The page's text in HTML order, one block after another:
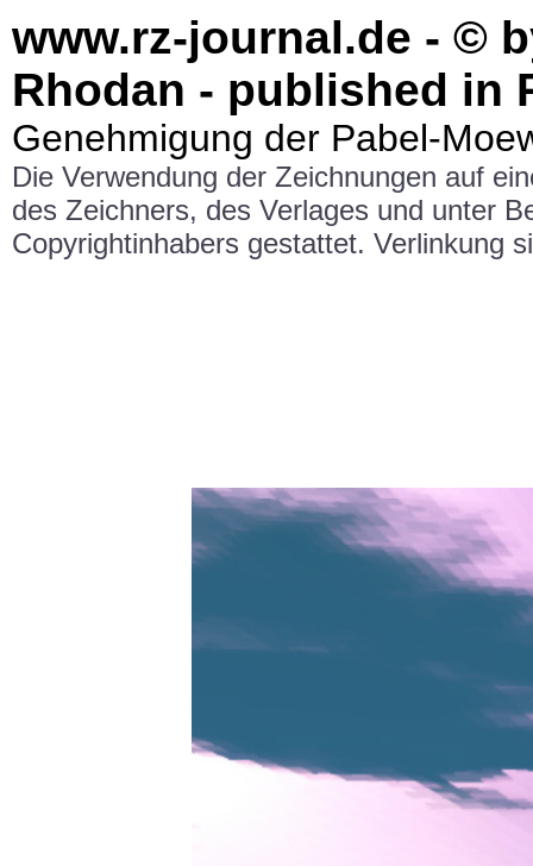
www.rz-journal.de - ©
Rhodan - published in
Genehmigung der Pabel-
Die Verwendung der Zeichnungen auf
des Zeichners, des Verlages und unter
Copyrightinhabers gestattet. Verlinkung